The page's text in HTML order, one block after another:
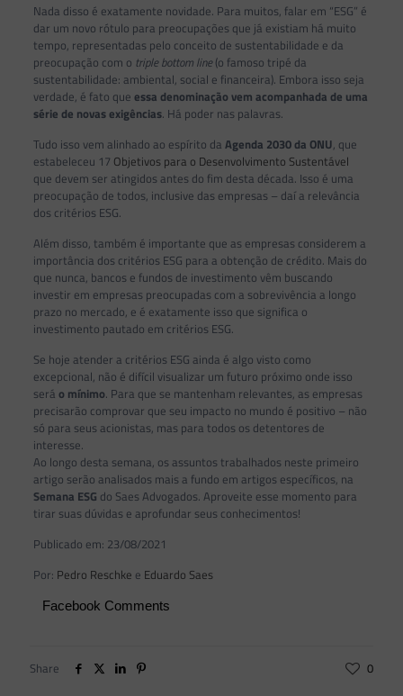
Nada disso é exatamente novidade. Para muitos, falar em “ESG” é
dar um novo rótulo para preocupações que já existiam há muito
tempo, representadas pelo conceito de sustentabilidade e da
preocupação com o triple bottom line(o famoso tripé da
sustentabilidade: ambiental, social e financeira). Embora isso seja
verdade, é fato que essa denominação vem acompanhada de uma
série de novas exigências. Há poder nas palavras.
Tudo isso vem alinhado ao espírito da Agenda 2030 da ONU, que
estabeleceu 17 Objetivos para o Desenvolvimento Sustentável
que devem ser atingidos antes do fim desta década. Isso é uma
preocupação de todos, inclusive das empresas – daí a relevância
dos critérios ESG.
Além disso, também é importante que as empresas considerem a
importância dos critérios ESG para a obtenção de crédito. Mais do
que nunca, bancos e fundos de investimento vêm buscando
investir em empresas preocupadas com a sobrevivência a longo
prazo no mercado, e é exatamente isso que significa o
investimento pautado em critérios ESG.
Se hoje atender a critérios ESG ainda é algo visto como
excepcional, não é difícil visualizar um futuro próximo onde isso
será o mínimo. Para que se mantenham relevantes, as empresas
precisarão comprovar que seu impacto no mundo é positivo – não
só para seus acionistas, mas para todos os detentores de
interesse.
Ao longo desta semana, os assuntos trabalhados neste primeiro
artigo serão analisados mais a fundo em artigos específicos, na
Semana ESG do Saes Advogados. Aproveite esse momento para
tirar suas dúvidas e aprofundar seus conhecimentos!
Publicado em: 23/08/2021
Por: Pedro Reschke e Eduardo Saes
Facebook Comments
Share 0